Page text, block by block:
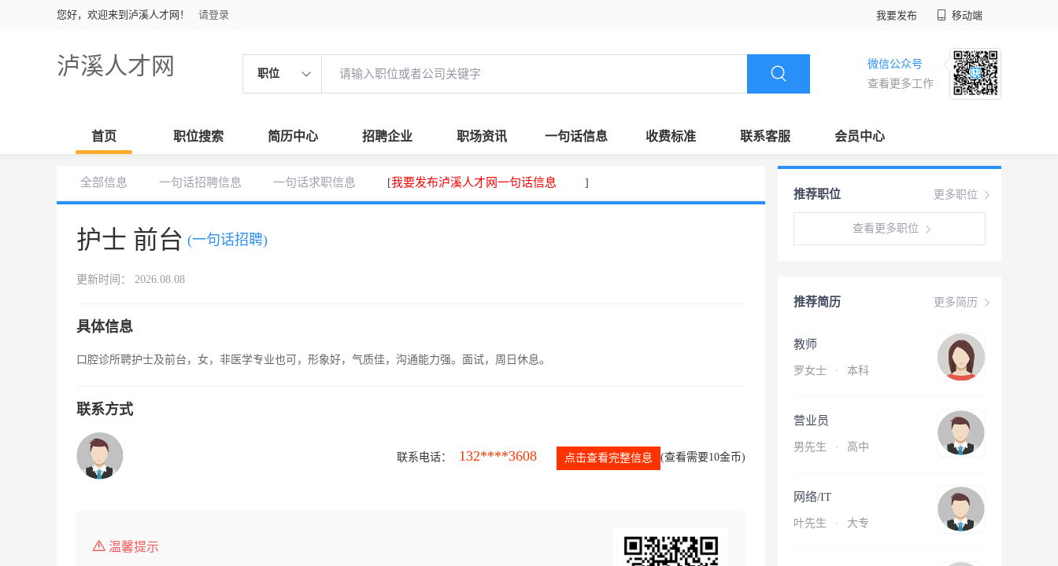
您好，欢迎来到泸溪人才网！ 请登录 我要发布 移动端
泸溪人才网 职位
微信公众号
查看更多工作
首页 职位搜索 简历中心 招聘企业 职场资讯 一句话信息 收费标准 联系客服 会员中心
全部信息 一句话招聘信息 一句话求职信息 [我要发布泸溪人才网一句话信息 ]
护士 前台 (一句话招聘)
更新时间： 2026.08.08
具体信息
口腔诊所聘护士及前台，女，非医学专业也可，形象好，气质佳，沟通能力强。面试，周日休息。
联系方式
联系电话： 132****3608 点击查看完整信息 (查看需要10金币)
温馨提示
更多职位
推荐职位
查看更多职位
更多简历
推荐简历
教师
罗女士 · 本科
营业员
男先生 · 高中
网络/IT
叶先生 · 大专